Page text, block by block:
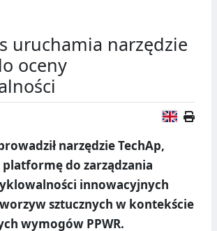
uruchamia narzędzie
oceny
narzędzie TechAp,
do zarządzania
innowacyjnych
sztucznych w kontekście
wymogów PPWR.